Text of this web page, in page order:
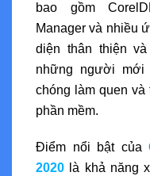
bao gồm
Manager và nhiều
diện thân thiện
những người mới
chóng làm quen
phần mềm.
Điểm nổi bật của
2020 là khả năng